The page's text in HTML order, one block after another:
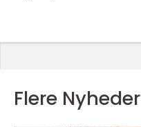
Flere Nyheder